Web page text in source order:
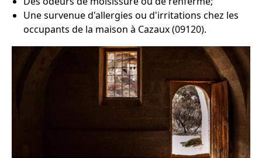
Une survenue d'allergies ou d'irritations chez les
occupants de la maison à Cazaux (09120).